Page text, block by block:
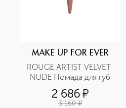
MAKE UP FOR EVER
ROUGE ARTIST VELVET
NUDE Помада для губ
2 686¤
3 160 ¤